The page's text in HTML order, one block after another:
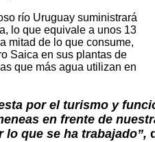
río Uruguay suministrará
lo que equivale a unos 13
mitad de lo que consume,
Saica en sus plantas de
que más agua utilizan en
por el turismo y
en frente de
lo que se ha trabajado”,